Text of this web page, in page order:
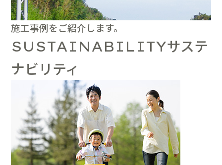
施工事例をご紹介します。
SUSTAINABILITYサステ
ナビリティ